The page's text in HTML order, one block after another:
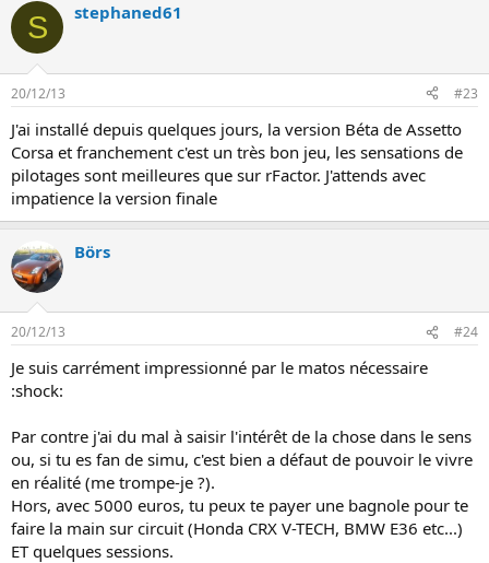
S stephaned61
20/12/13 #23
J'ai installé depuis quelques jours, la version Béta de Assetto
Corsa et franchement c'est un très bon jeu, les sensations de
pilotages sont meilleures que sur rFactor. J'attends avec
impatience la version finale
Börs
20/12/13 #24
Je suis carrément impressionné par le matos nécessaire
:shock:
Par contre j'ai du mal à saisir l'intérêt de la chose dans le sens
ou, si tu es fan de simu, c'est bien a défaut de pouvoir le vivre
en réalité (me trompe-je ?).
Hors, avec 5000 euros, tu peux te payer une bagnole pour te
faire la main sur circuit (Honda CRX V-TECH, BMW E36 etc...)
ET quelques sessions.